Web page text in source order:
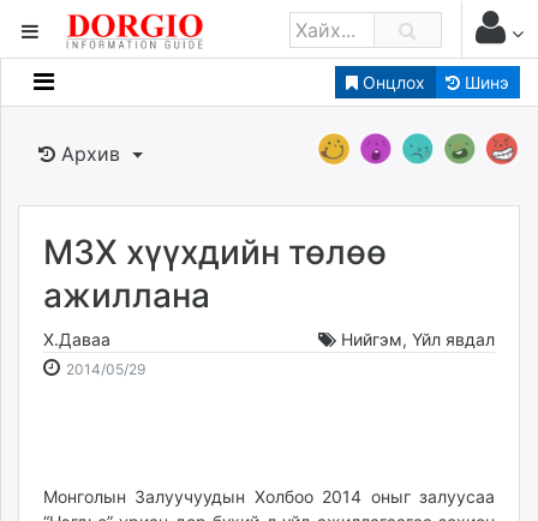
Онцлох Шинэ
Мэдээллийн
Банк санхүү
Бизнес ААН
Төрийн
dorgio.mn
Gogo.mn
Baabar.mn
Архив
МЗХ хүүхдийн төлөө
ажиллана
Х.Даваа Нийгэм, Үйл явдал
2014/05/292014-
2026-
Монголын Залуучуудын Холбоо 2014 оныг залуусаа